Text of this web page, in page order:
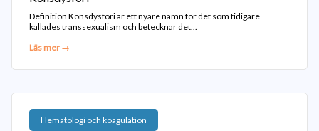
Definition Könsdysfori är ett nyare namn för det som tidigare
kallades transsexualism och betecknar det...
Läs mer →
Hematologi och koagulation